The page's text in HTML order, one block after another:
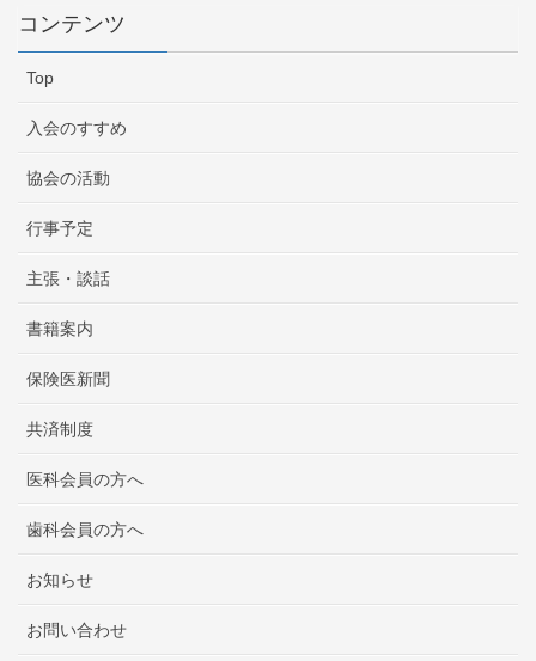
コンテンツ
Top
入会のすすめ
協会の活動
行事予定
主張・談話
書籍案内
保険医新聞
共済制度
医科会員の方へ
歯科会員の方へ
お知らせ
お問い合わせ